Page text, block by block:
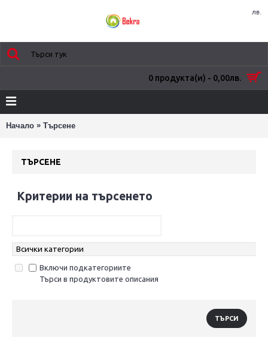
лв.
0 продукта(и) - 0,00лв.
Начало » Търсене
ТЪРСЕНЕ
Критерии на търсенето
Включи подкатегориите
Търси в продуктовите описания